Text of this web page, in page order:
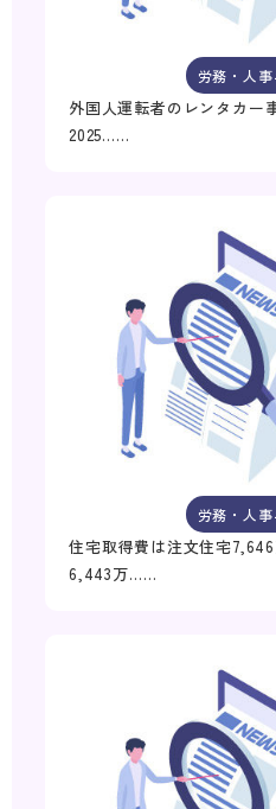
労務・人
外国人運転者のレンタカー
2025……
労務・人
住宅取得費は注文住宅
6,443万……